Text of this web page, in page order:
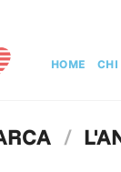
HOME CHI
/